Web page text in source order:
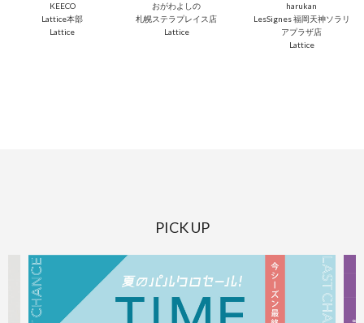
KEECO
Lattice本部
Lattice
おがわよしの
札幌ステラプレイス店
Lattice
harukan
LesSignes 福岡天神ソラリ
アプラザ店
Lattice
PICK UP